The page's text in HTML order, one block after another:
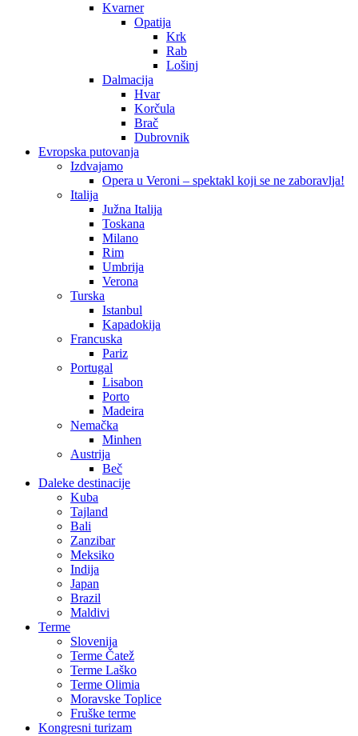
Kvarner
Opatija
Krk
Rab
Lošinj
Dalmacija
Hvar
Korčula
Brač
Dubrovnik
Evropska putovanja
Izdvajamo
Opera u Veroni – spektakl koji se ne zaboravlja!
Italija
Južna Italija
Toskana
Milano
Rim
Umbrija
Verona
Turska
Istanbul
Kapadokija
Francuska
Pariz
Portugal
Lisabon
Porto
Madeira
Nemačka
Minhen
Austrija
Beč
Daleke destinacije
Kuba
Tajland
Bali
Zanzibar
Meksiko
Indija
Japan
Brazil
Maldivi
Terme
Slovenija
Terme Čatež
Terme Laško
Terme Olimia
Moravske Toplice
Fruške terme
Kongresni turizam